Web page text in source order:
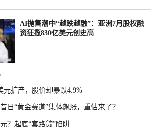
AI抛售潮中“越跌越融”：亚洲7月股权融
资狂揽830亿美元创史高
元扩产，股价却暴跌4.9%
日“黄金赛道”集体飙涨，重估来了？
？起底“套路贷”陷阱